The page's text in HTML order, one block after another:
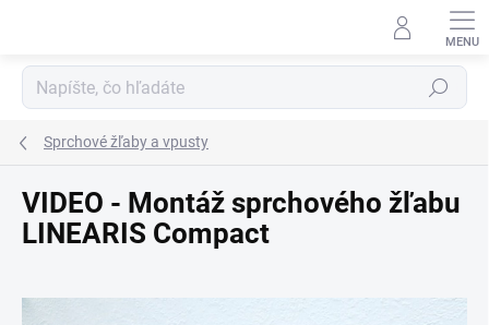
Hľadať
Sprchové žľaby a vpusty
VIDEO - Montáž sprchového žľabu
LINEARIS Compact